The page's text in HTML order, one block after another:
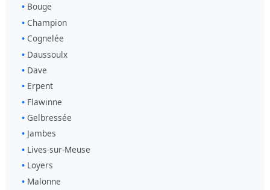
Bouge
Champion
Cognelée
Daussoulx
Dave
Erpent
Flawinne
Gelbressée
Jambes
Lives-sur-Meuse
Loyers
Malonne